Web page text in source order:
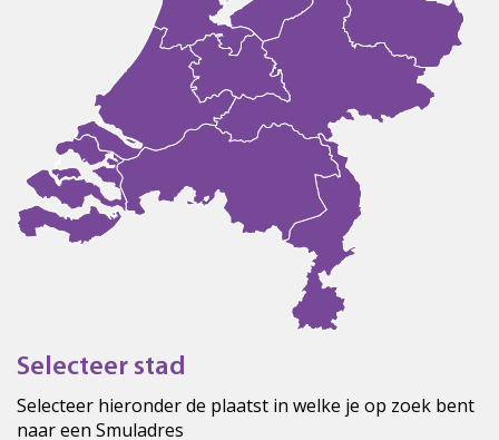
Selecteer stad
Selecteer hieronder de plaatst in welke je op zoek bent
naar een Smuladres